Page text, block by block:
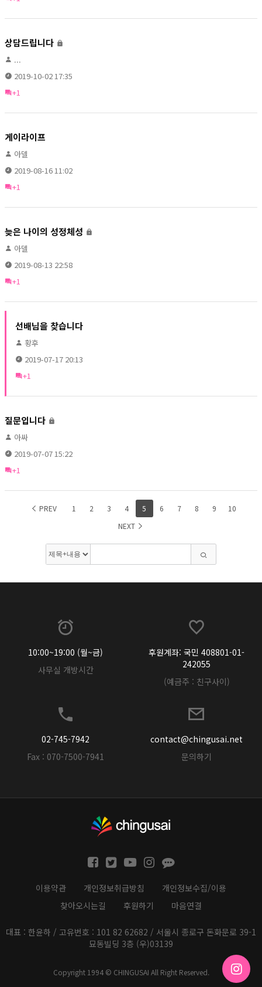
상담드립니다
...
2019-10-02 17:35
+1
게이라이프
아델
2019-08-16 11:02
+1
늦은 나이의 성정체성
아델
2019-08-13 22:58
+1
선배님을 찾습니다
황후
2019-07-17 20:13
+1
질문입니다
아싸
2019-07-07 15:22
+1
PREV 1 2 3 4 5 6 7 8 9
10
NEXT
10:00~19:00 (월~금)
사무실 개방시간
후원계좌: 국민 408801-01-
242055
(예금주 : 친구사이)
02-745-7942
Fax : 070-7500-7941
contact@chingusai.net
문의하기
이용약관 개인정보취급방침
개인정보수집/이용
찾아오시는길
후원하기 마음연결
대표 : 한윤하 / 고유번호 : 101 82 62682 / 서울시 종로구 돈화문로 39-1
묘동빌딩 3층 (우)03139
Copyright 1994 © CHINGUSAI All Right Reserved.